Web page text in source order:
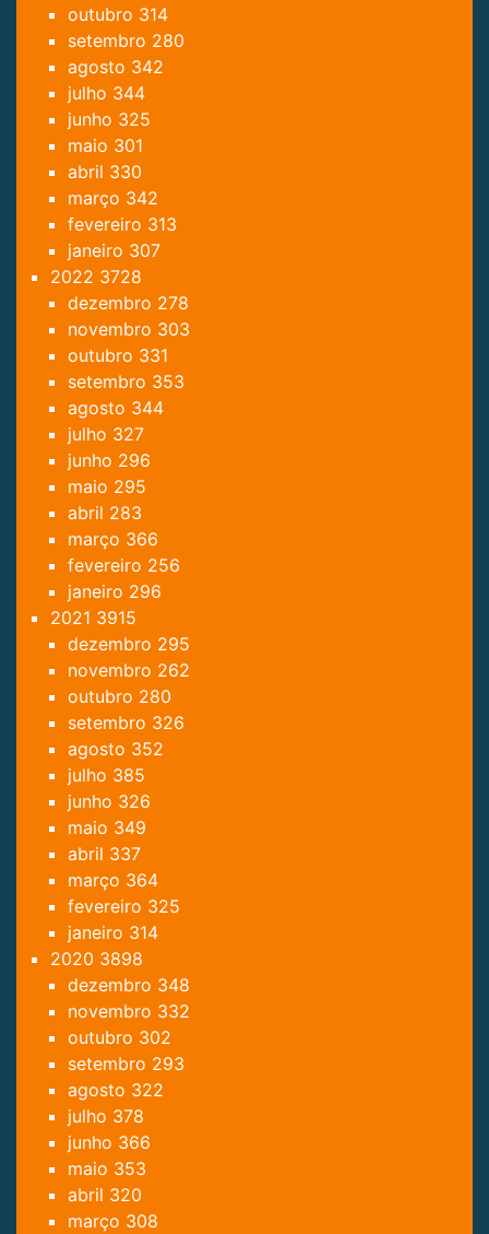
outubro 314
setembro 280
agosto 342
julho 344
junho 325
maio 301
abril 330
março 342
fevereiro 313
janeiro 307
2022 3728
dezembro 278
novembro 303
outubro 331
setembro 353
agosto 344
julho 327
junho 296
maio 295
abril 283
março 366
fevereiro 256
janeiro 296
2021 3915
dezembro 295
novembro 262
outubro 280
setembro 326
agosto 352
julho 385
junho 326
maio 349
abril 337
março 364
fevereiro 325
janeiro 314
2020 3898
dezembro 348
novembro 332
outubro 302
setembro 293
agosto 322
julho 378
junho 366
maio 353
abril 320
março 308